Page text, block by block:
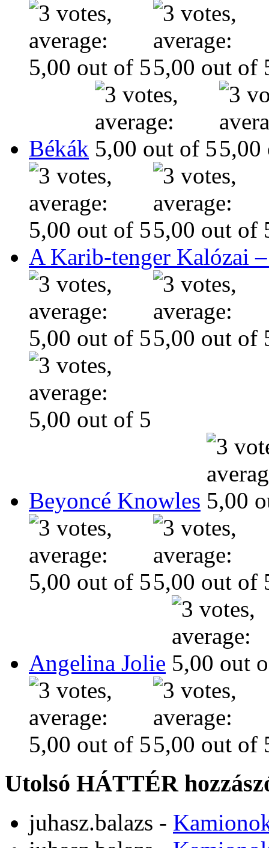
Békák
A Karib-tenger Kalózai
Beyoncé Knowles
Angelina Jolie
Utolsó HÁTTÉR
juhasz.balazs -